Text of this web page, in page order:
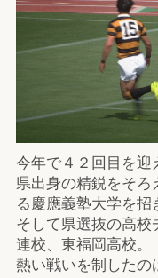
今年で４２回目を迎
県出身の精鋭をそ
る慶應義塾大学を招
そして県選抜の高
連校、東福岡高校。
熱い戦いを制したの